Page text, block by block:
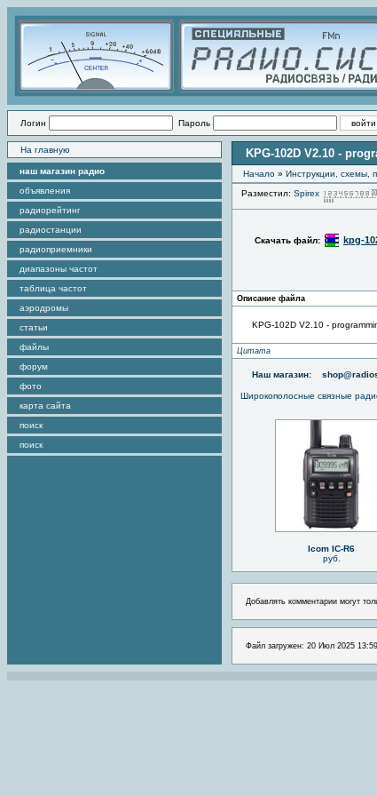
Логин Пароль
На главную
наш магазин радио
объявления
радиорейтинг
радиостанции
радиоприемники
диапазоны частот
таблица частот
аэродромы
статьи
файлы
форум
фото
карта сайта
поиск
поиск
KPG-102D V2.10 -
Начало » Инструкции, схемы,
Разместил: Spirex
Скачать файл: kpg-
Описание файла
KPG-102D V2.10 -
Цитата
Наш магазин:
Широкополосные связные
Icom IC-R6
руб.
Добавлять комментарии могут
Файл загружен: 20 Июл 2025 13:59